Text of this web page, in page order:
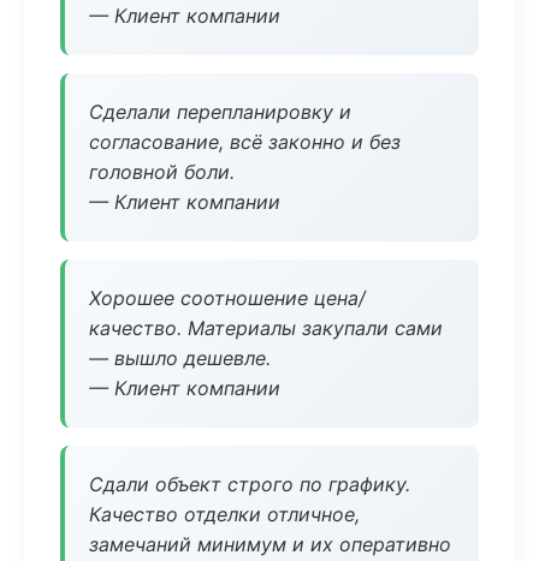
— Клиент компании
Сделали перепланировку и
согласование, всё законно и без
головной боли.
— Клиент компании
Хорошее соотношение цена/
качество. Материалы закупали сами
— вышло дешевле.
— Клиент компании
Сдали объект строго по графику.
Качество отделки отличное,
замечаний минимум и их оперативно